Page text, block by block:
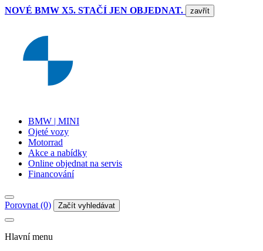
NOVÉ BMW X5. STAČÍ JEN OBJEDNAT. zavřít
BMW | MINI
Ojeté vozy
Motorrad
Akce a nabídky
Online objednat na servis
Financování
Porovnat (0) Začít vyhledávat
Hlavní menu